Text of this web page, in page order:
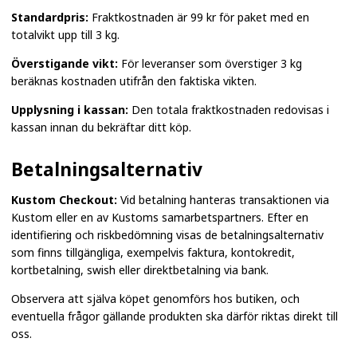
Standardpris: Fraktkostnaden är 99 kr för paket med en
totalvikt upp till 3 kg.
Överstigande vikt: För leveranser som överstiger 3 kg
beräknas kostnaden utifrån den faktiska vikten.
Upplysning i kassan: Den totala fraktkostnaden redovisas i
kassan innan du bekräftar ditt köp.
Betalningsalternativ
Kustom Checkout: Vid betalning hanteras transaktionen via
Kustom eller en av Kustoms samarbetspartners. Efter en
identifiering och riskbedömning visas de betalningsalternativ
som finns tillgängliga, exempelvis faktura, kontokredit,
kortbetalning, swish eller direktbetalning via bank.
Observera att själva köpet genomförs hos butiken, och
eventuella frågor gällande produkten ska därför riktas direkt till
oss.